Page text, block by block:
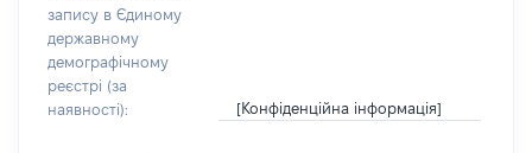
запису в Єдиному
державному
демографічному
реєстрі (за
наявності):
[Конфіденційна інформація]